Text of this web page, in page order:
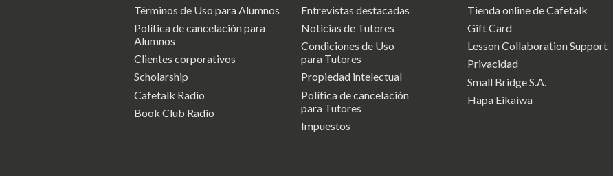
Términos de Uso para Alumnos
Política de cancelación para
Alumnos
Clientes corporativos
Scholarship
Cafetalk Radio
Book Club Radio
Entrevistas destacadas
Noticias de Tutores
Condiciones de Uso
para Tutores
Propiedad intelectual
Política de cancelación
para Tutores
Impuestos
Tienda online de Cafetalk
Gift Card
Lesson Collaboration Support
Privacidad
Small Bridge S.A.
Hapa Eikaiwa